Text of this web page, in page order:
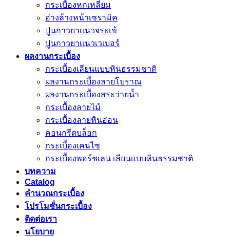
กระเบื้องหกเหลี่ยม
อ่างล้างหน้าเซรามิค
ปูนกาวยาเเนวจระเข้
ปูนกาวยาเเนวเวเบอร์
ผลงานกระเบื้อง
กระเบื้องเลียนแบบหินธรรมชาติ
ผลงานกระเบื้องลายโบราณ
ผลงานกระเบื้องสระว่ายนํ้า
กระเบื้องลายไม้
กระเบื้องลายหินอ่อน
คอนกรีตบล็อก
กระเบื้องเคนไซ
กระเบื้องพอร์ชเลน เลียนเเบบหินธรรมชาติ
บทความ
Catalog
คำนวณกระเบื้อง
โปรโมชั่นกระเบื้อง
ติดต่อเรา
นโยบาย